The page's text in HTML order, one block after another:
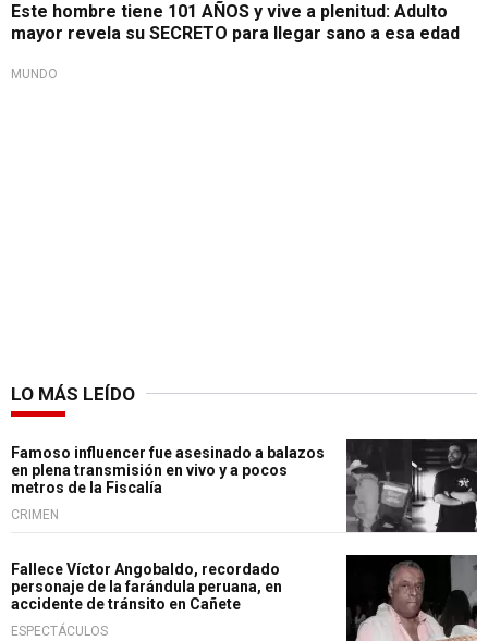
Este hombre tiene 101 AÑOS y vive a plenitud: Adulto
mayor revela su SECRETO para llegar sano a esa edad
MUNDO
LO MÁS LEÍDO
Famoso influencer fue asesinado a balazos
en plena transmisión en vivo y a pocos
metros de la Fiscalía
CRIMEN
Fallece Víctor Angobaldo, recordado
personaje de la farándula peruana, en
accidente de tránsito en Cañete
ESPECTÁCULOS